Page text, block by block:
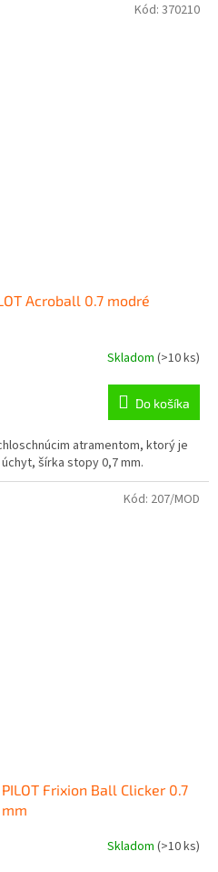
Acroball 0.7 modré
Skladom (>10 ks)
Do košíka
atramentom, ktorý je
šírka stopy 0,7 mm.
Kód: 370210
Frixion Ball Clicker 0.7
mm
Skladom (>10 ks)
Kód: 207/MOD